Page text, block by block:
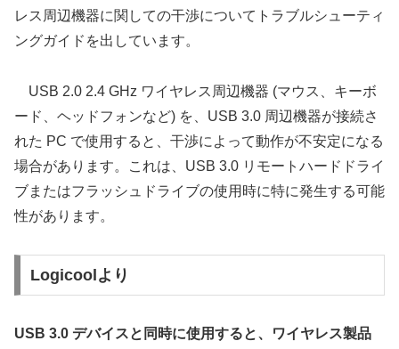
レス周辺機器に関しての干渉についてトラブルシューティ
ングガイドを出しています。
USB 2.0 2.4 GHz ワイヤレス周辺機器 (マウス、キーボ
ード、ヘッドフォンなど) を、USB 3.0 周辺機器が接続さ
れた PC で使用すると、干渉によって動作が不安定になる
場合があります。これは、USB 3.0 リモートハードドライ
ブまたはフラッシュドライブの使用時に特に発生する可能
性があります。
Logicoolより
USB 3.0 デバイスと同時に使用すると、ワイヤレス製品